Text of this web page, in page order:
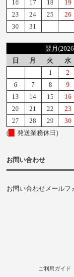
16
17 18 19
23
24 25 26
30
31
翌月
日
月 火 水
1
2
6
7 8 9
13
14 15 16
20
21 22 23
27
28 29
30
(
発送業務休日)
お問い合わせ
お問い合わせメールフ
ご利用ガイド